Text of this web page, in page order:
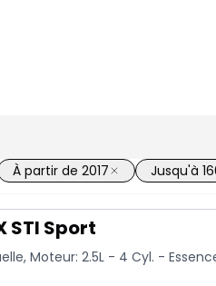
À partir de 2017 Jusqu'à
STI Sport
Moteur: 2.5L - 4 Cyl. -